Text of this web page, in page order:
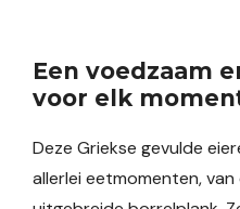
Een voedzaam
voor elk
Deze Griekse gevulde
allerlei eetmomenten,